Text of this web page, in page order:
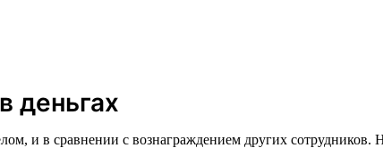
деньгах
и в сравнении с вознаграждением других сотрудников.